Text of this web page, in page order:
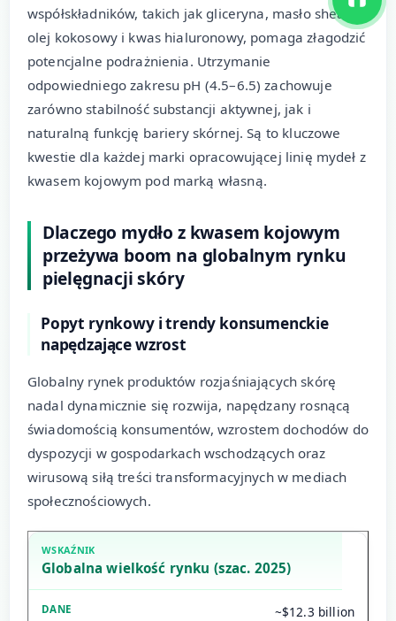
współskładników, takich jak gliceryna, masło shea,
olej kokosowy i kwas hialuronowy, pomaga złagodzić
potencjalne podrażnienia. Utrzymanie
odpowiedniego zakresu pH (4.5–6.5) zachowuje
zarówno stabilność substancji aktywnej, jak i
naturalną funkcję bariery skórnej. Są to kluczowe
kwestie dla każdej marki opracowującej linię mydeł z
kwasem kojowym pod marką własną.
Dlaczego mydło z kwasem kojowym
przeżywa boom na globalnym rynku
pielęgnacji skóry
Popyt rynkowy i trendy konsumenckie
napędzające wzrost
Globalny rynek produktów rozjaśniających skórę
nadal dynamicznie się rozwija, napędzany rosnącą
świadomością konsumentów, wzrostem dochodów do
dyspozycji w gospodarkach wschodzących oraz
wirusową siłą treści transformacyjnych w mediach
społecznościowych.
Globalna wielkość rynku (szac. 2025)
~$12.3 billion